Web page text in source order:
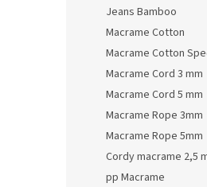
Jeans Bamboo
Macrame Cotton
Macrame Cotton
Macrame Cord 3 mm
Macrame Cord 5 mm
Macrame Rope 3mm
Macrame Rope 5mm
Cordy macrame 2,5
pp Macrame